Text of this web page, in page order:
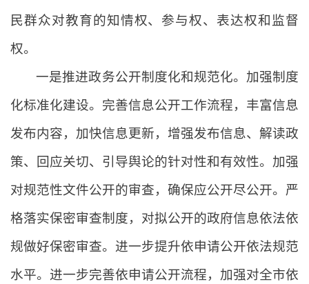
民群众对教育的知情权、参与权、表达权和监督
权。
一是推进政务公开制度化和规范化。加强制度
化标准化建设。完善信息公开工作流程，丰富信息
发布内容，加快信息更新，增强发布信息、解读政
策、回应关切、引导舆论的针对性和有效性。加强
对规范性文件公开的审查，确保应公开尽公开。严
格落实保密审查制度，对拟公开的政府信息依法依
规做好保密审查。进一步提升依申请公开依法规范
水平。进一步完善依申请公开流程，加强对全市依